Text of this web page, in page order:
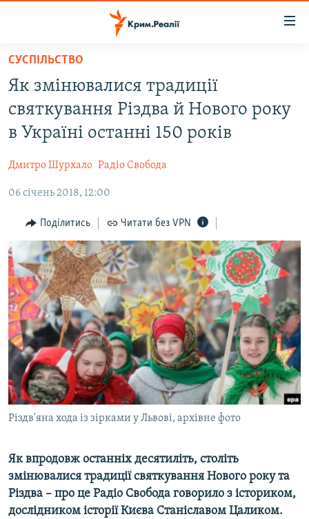
Перейти
основного
матеріалу
Перейти
до
основної
навігації
Перейти
пошуку
ВІДЕО ТА ФОТО
БЛОГИ
ПОГЛЯД
ІНТЕРВ'Ю
ВСЕ ЗА ДЕНЬ
СПЕЦПРОЕКТИ
ДЕПОРТАЦІЯ
ВІДЕОУРОКИ «ELIFBE»
СВІДЧЕННЯ ОКУПАЦІЇ
УКРАЇНСЬКА ПРОБЛЕМА КРИМУ
ІНФОГРАФІКА
ЯК ОБІЙТИ БЛОКУВАННЯ
Русский
Qırımtatar
ДОЛУЧАЙСЯ!
Усі сайти RFE/RL
СУСПІЛЬСТВО
Як змінювалися традиції
святкування Різдва й Нового року
в Україні останні 150 років
Дмитро Шурхало Радіо Свобода
06 січень 2018, 12:00
Поділитись Читати без VPN
Різдв'яна хода із зірками у Львові, архівне фото
Як впродовж останніх десятиліть, століть
змінювалися традиції святкування Нового року та
Різдва – про це Радіо Свобода говорило з істориком,
дослідником історії Києва Станіславом Цаликом.